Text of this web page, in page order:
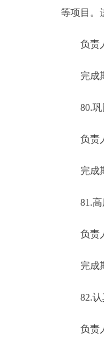
等项目。
负责人
完成期
80.巩固
负责人
完成期
81.高度
负责人
完成期
82.认真
负责人